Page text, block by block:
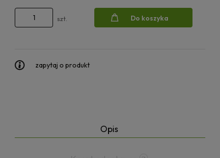
szt. Do koszyka
zapytaj o produkt
Opis